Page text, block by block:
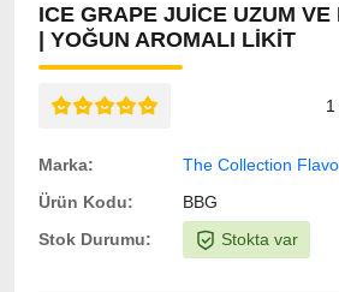
ICE GRAPE JUICE UZUM
| YOĞUN AROMALI LIKIT
Marka:
The Collection
Ürün Kodu:
BBG
Stok Durumu:
Stokta var